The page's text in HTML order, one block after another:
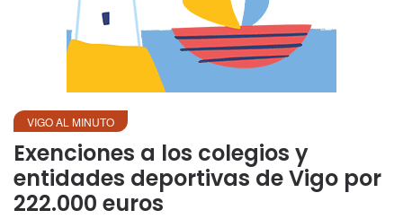
VIGO AL MINUTO
Exenciones a los colegios y
entidades deportivas de Vigo por
222.000 euros